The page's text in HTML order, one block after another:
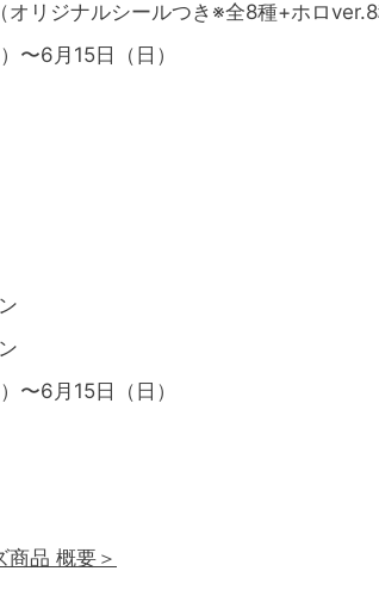
リジナルシールつき※全8種+ホロver.8
〜6月15日（日）
〜6月15日（日）
商品 概要＞